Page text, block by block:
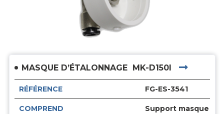
MASQUE D’ÉTALONNAGE MK-D150I
RÉFÉRENCE
COMPREND
FG-ES-3541
Support masque D-